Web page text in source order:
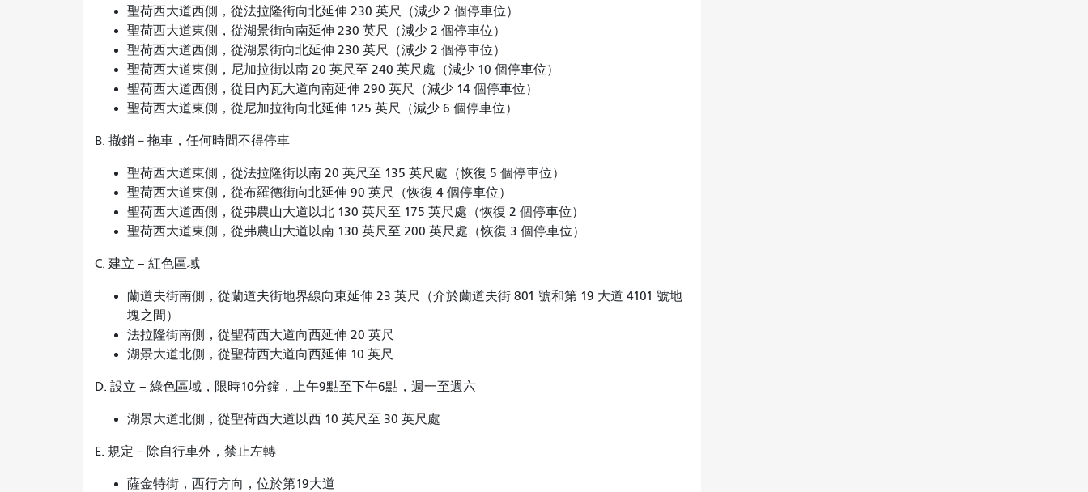
聖荷西大道西側，從法拉隆街向北延伸 230 英尺（減少 2 個停車位）
聖荷西大道東側，從湖景街向南延伸 230 英尺（減少 2 個停車位）
聖荷西大道西側，從湖景街向北延伸 230 英尺（減少 2 個停車位）
聖荷西大道東側，尼加拉街以南 20 英尺至 240 英尺處（減少 10 個停車位）
聖荷西大道西側，從日內瓦大道向南延伸 290 英尺（減少 14 個停車位）
聖荷西大道東側，從尼加拉街向北延伸 125 英尺（減少 6 個停車位）
B. 撤銷－拖車，任何時間不得停車
聖荷西大道東側，從法拉隆街以南 20 英尺至 135 英尺處（恢復 5 個停車位）
聖荷西大道東側，從布羅德街向北延伸 90 英尺（恢復 4 個停車位）
聖荷西大道西側，從弗農山大道以北 130 英尺至 175 英尺處（恢復 2 個停車位）
聖荷西大道東側，從弗農山大道以南 130 英尺至 200 英尺處（恢復 3 個停車位）
C. 建立 – 紅色區域
蘭道夫街南側，從蘭道夫街地界線向東延伸 23 英尺（介於蘭道夫街 801 號和第 19 大道 4101 號地
塊之間）
法拉隆街南側，從聖荷西大道向西延伸 20 英尺
湖景大道北側，從聖荷西大道向西延伸 10 英尺
D. 設立 – 綠色區域，限時10分鐘，上午9點至下午6點，週一至週六
湖景大道北側，從聖荷西大道以西 10 英尺至 30 英尺處
E. 規定－除自行車外，禁止左轉
薩金特街，西行方向，位於第19大道